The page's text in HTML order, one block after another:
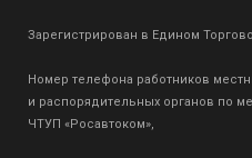
Зарегистрирован в Едином
Номер телефона работников
и распорядительных органов по
ЧТУП «Росавтоком»,